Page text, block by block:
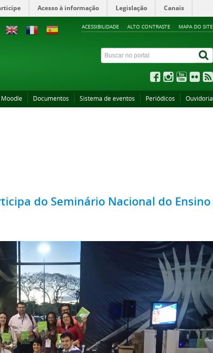
Acesso à informação Legislação Canais
ACESSIBILIDADE ALTO CONTRASTE MAPA DO SITE
Moodle Documentos Sistema de eventos Periódicos Ouvidoria
do Seminário Nacional do Ensino